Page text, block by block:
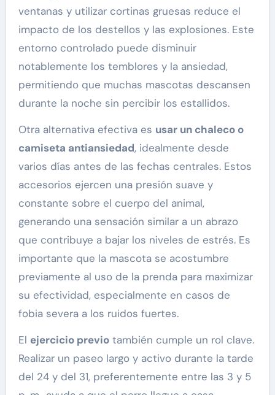
ventanas y utilizar cortinas gruesas reduce el
impacto de los destellos y las explosiones. Este
entorno controlado puede disminuir
notablemente los temblores y la ansiedad,
permitiendo que muchas mascotas descansen
durante la noche sin percibir los estallidos.
Otra alternativa efectiva es usar un chaleco o
camiseta antiansiedad, idealmente desde
varios días antes de las fechas centrales. Estos
accesorios ejercen una presión suave y
constante sobre el cuerpo del animal,
generando una sensación similar a un abrazo
que contribuye a bajar los niveles de estrés. Es
importante que la mascota se acostumbre
previamente al uso de la prenda para maximizar
su efectividad, especialmente en casos de
fobia severa a los ruidos fuertes.
El ejercicio previotambién cumple un rol clave.
Realizar un paseo largo y activo durante la tarde
del 24 y del 31, preferentemente entre las 3 y 5